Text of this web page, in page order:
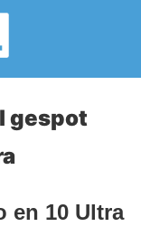
gespot
en 10 Ultra